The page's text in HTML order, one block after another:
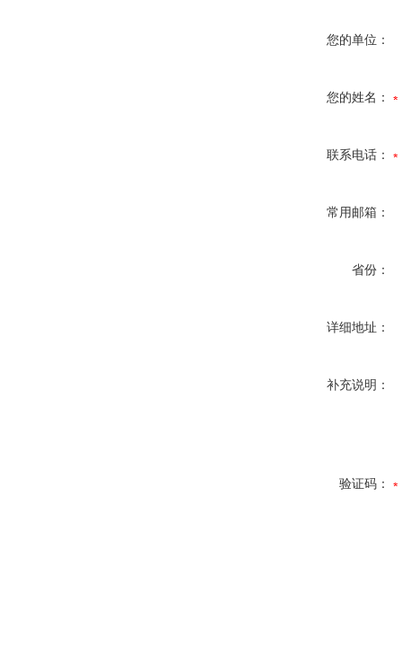
您的单位：
您的姓名：
联系电话：
常用邮箱：
省份：
详细地址：
补充说明：
验证码：